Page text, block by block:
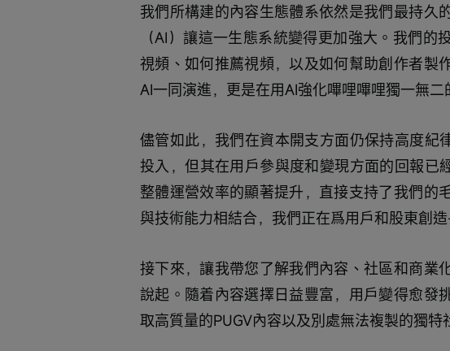
我們所構建的內容生態體系依然是我們最持久
（AI）讓這一生態系統變得更加強大。我們
視頻、如何推薦視頻，以及如何幫助創作者製
AI一同演進，更是在用AI強化嗶哩嗶哩獨一無二
儘管如此，我們在資本開支方面仍保持高度紀
投入，但其在用戶參與度和變現方面的回報已
整體運營效率的顯著提升，直接支持了我們的
與技術能力相結合，我們正在爲用戶和股東創造
接下來，讓我帶您了解我們內容、社區和商業
說起。隨着內容選擇日益豐富，用戶變得愈發
取高質量的PUGV內容以及別處無法複製的獨特